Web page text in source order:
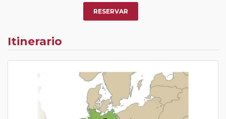
RESERVAR
Itinerario